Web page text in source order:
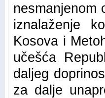
nesmanjenom
iznalaženje
Kosova i
učešća
daljeg
za dalje